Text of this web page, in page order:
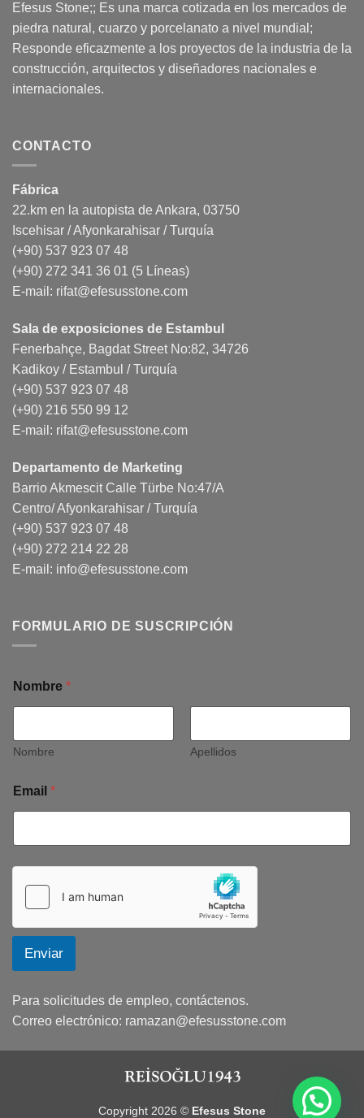
Efesus Stone;; Es una marca cotizada en los mercados de
piedra natural, cuarzo y porcelanato a nivel mundial;
Responde eficazmente a los proyectos de la industria de la
construcción, arquitectos y diseñadores nacionales e
internacionales.
CONTACTO
Fábrica
22.km en la autopista de Ankara, 03750
Iscehisar / Afyonkarahisar / Turquía
(+90) 537 923 07 48
(+90) 272 341 36 01 (5 Líneas)
E-mail: rifat@efesusstone.com
Sala de exposiciones de Estambul
Fenerbahçe, Bagdat Street No:82, 34726
Kadikoy / Estambul / Turquía
(+90) 537 923 07 48
(+90) 216 550 99 12
E-mail: rifat@efesusstone.com
Departamento de Marketing
Barrio Akmescit Calle Türbe No:47/A
Centro/ Afyonkarahisar / Turquía
(+90) 537 923 07 48
(+90) 272 214 22 28
E-mail: info@efesusstone.com
FORMULARIO DE SUSCRIPCIÓN
Nombre *
Nombre Apellidos
Email *
Enviar
Para solicitudes de empleo, contáctenos.
Correo electrónico: ramazan@efesusstone.com
Copyright 2026 © Efesus Stone